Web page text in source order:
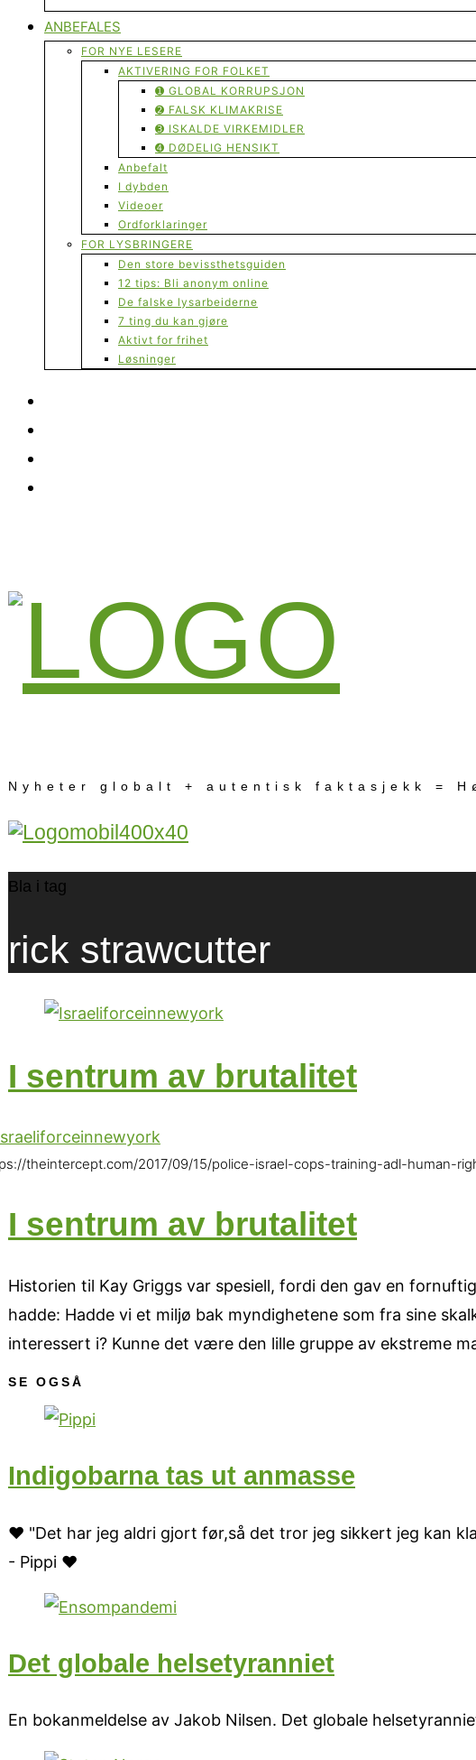
ANBEFALES
FOR NYE LESERE
AKTIVERING FOR FOLKET
➊ GLOBAL KORRUPSJON
➋ FALSK KLIMAKRISE
➌ ISKALDE VIRKEMIDLER
➍ DØDELIG HENSIKT
Anbefalt
I dybden
Videoer
Ordforklaringer
FOR LYSBRINGERE
Den store bevissthetsguiden
12 tips: Bli anonym online
De falske lysarbeiderne
7 ting du kan gjøre
Aktivt for frihet
Løsninger
Nyheter globalt + autentisk faktasjekk =
Bla i tag
rick strawcutter
I sentrum av brutalitet
theintercept.com/2017/09/15/police-israel-cops-training-adl-human-
I sentrum av brutalitet
Historien til Kay Griggs var spesiell, fordi den gav en
hadde: Hadde vi et miljø bak myndighetene som fra sine
interessert i? Kunne det være den lille gruppe av ekstreme
SE OGSÅ
Indigobarna tas ut anmasse
♥ "Det har jeg aldri gjort før,så det tror jeg sikkert jeg kan
- Pippi ♥
Det globale helsetyranniet
En bokanmeldelse av Jakob Nilsen. Det globale